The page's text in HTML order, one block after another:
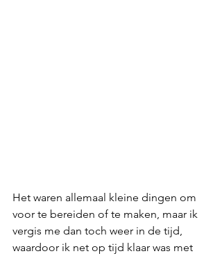
Het waren allemaal kleine dingen om
voor te bereiden of te maken, maar ik
vergis me dan toch weer in de tijd,
waardoor ik net op tijd klaar was met